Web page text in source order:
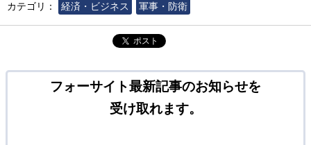
カテゴリ：
経済・ビジネス 軍事・防衛
ポスト
フォーサイト最新記事のお知らせを
受け取れます。